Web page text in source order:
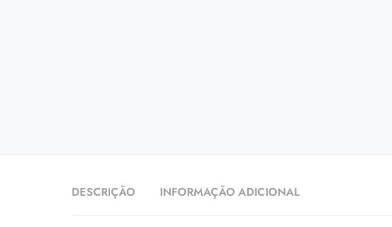
DESCRIÇÃO INFORMAÇÃO ADICIONAL